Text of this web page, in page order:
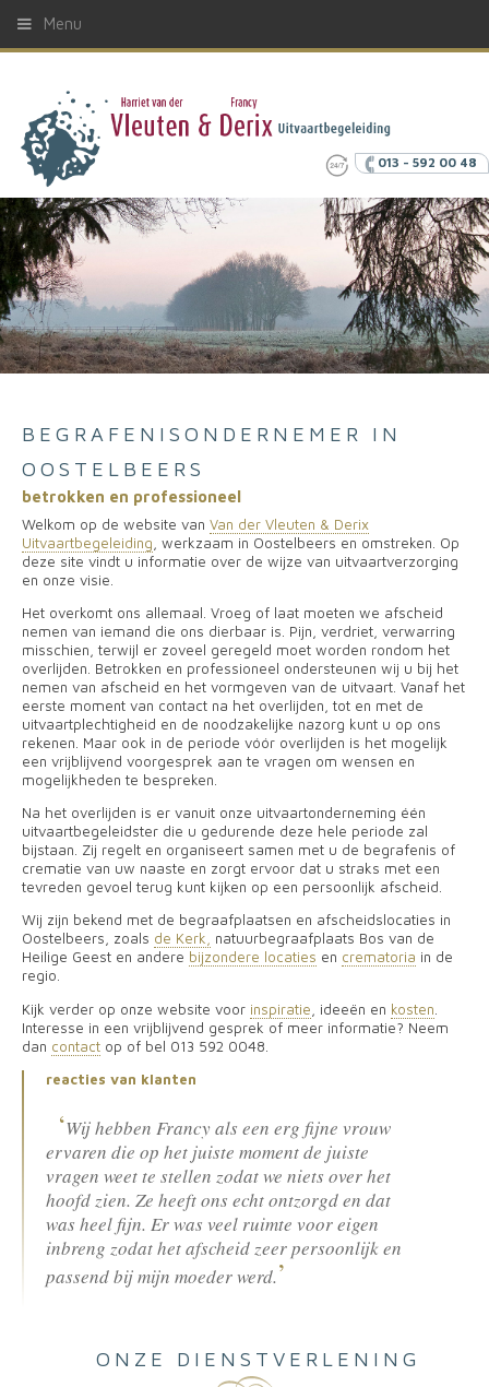
013 - 592 00 48
BEGRAFENISONDERNEMER IN
OOSTELBEERS
betrokken en professioneel
Welkom op de website van Van der Vleuten & Derix
Uitvaartbegeleiding , werkzaam in Oostelbeers en omstreken. Op
deze site vindt u informatie over de wijze van uitvaartverzorging
en onze visie.
Het overkomt ons allemaal. Vroeg of laat moeten we afscheid
nemen van iemand die ons dierbaar is. Pijn, verdriet, verwarring
misschien, terwijl er zoveel geregeld moet worden rondom het
overlijden. Betrokken en professioneel ondersteunen wij u bij het
nemen van afscheid en het vormgeven van de uitvaart. Vanaf het
eerste moment van contact na het overlijden, tot en met de
uitvaartplechtigheid en de noodzakelijke nazorg kunt u op ons
rekenen. Maar ook in de periode vóór overlijden is het mogelijk
een vrijblijvend voorgesprek aan te vragen om wensen en
mogelijkheden te bespreken.
Na het overlijden is er vanuit onze uitvaartonderneming één
uitvaartbegeleidster die u gedurende deze hele periode zal
bijstaan. Zij regelt en organiseert samen met u de begrafenis of
crematie van uw naaste en zorgt ervoor dat u straks met een
tevreden gevoel terug kunt kijken op een persoonlijk afscheid.
Wij zijn bekend met de begraafplaatsen en afscheidslocaties in
Oostelbeers, zoals de Kerk, natuurbegraafplaats Bos van de
Heilige Geest en andere bijzondere locaties en crematoria in de
regio.
Kijk verder op onze website voor inspiratie , ideeën en kosten
Interesse in een vrijblijvend gesprek of meer informatie? Neem
dan contact op of bel 013 592 0048.
reacties van klanten
Wij hebben Francy als een erg fijne vrouw
ervaren die op het juiste moment de juiste
vragen weet te stellen zodat we niets over het
hoofd zien. Ze heeft ons echt ontzorgd en dat
was heel fijn. Er was veel ruimte voor eigen
inbreng zodat het afscheid zeer persoonlijk en
passend bij mijn moeder werd.
ONZE DIENSTVERLENING
Menu